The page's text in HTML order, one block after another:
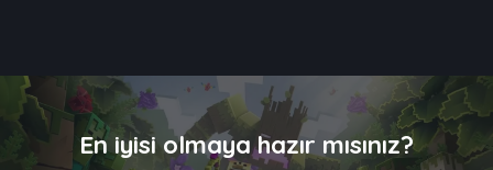
En iyisi olmaya hazır mısınız?